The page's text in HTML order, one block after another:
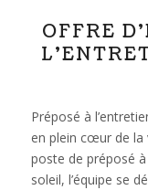
OFFRE
Préposé à
en plein cœur de la
poste de préposé
soleil, l’équipe se